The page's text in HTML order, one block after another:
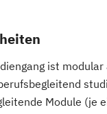
ist
Module (je